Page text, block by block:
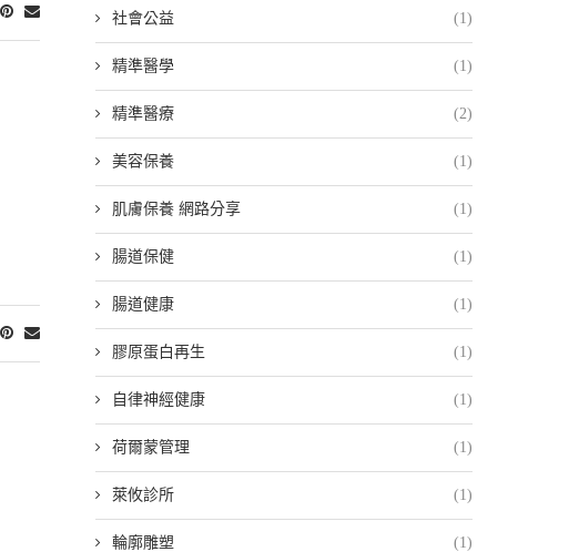
社會公益 (1)
精準醫學 (1)
精準醫療 (2)
美容保養 (1)
肌膚保養 網路分享 (1)
腸道保健 (1)
腸道健康 (1)
膠原蛋白再生 (1)
自律神經健康 (1)
荷爾蒙管理 (1)
萊攸診所 (1)
輪廓雕塑 (1)